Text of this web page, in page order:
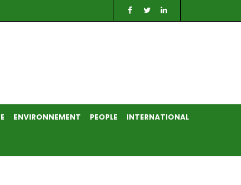
ENVIRONNEMENT PEOPLE INTERNATIONAL